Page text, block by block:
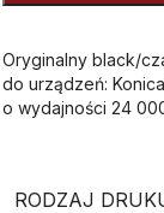
Oryginalny black/
do urządzeń:
o wydajności 24
RODZAJ